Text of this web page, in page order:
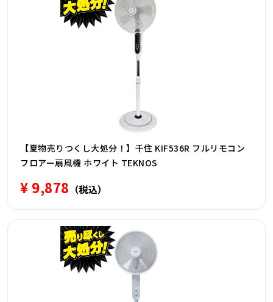
【夏物売りつくし大処分！】千住 KIF536R フルリモコン
フロアー扇風機 ホワイト TEKNOS
¥ 9,878 （税込）